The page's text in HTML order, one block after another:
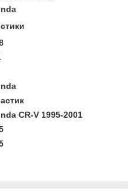
CR-V 1995-2001